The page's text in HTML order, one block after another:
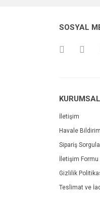
SOSYAL
KURUMSAL
İletişim
Havale
Sipariş Sorgula
İletişim Formu
Gizlilik
Teslimat ve